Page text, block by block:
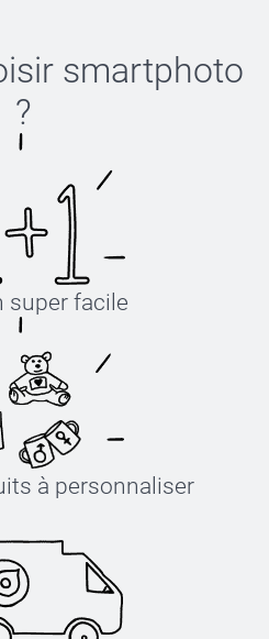
smartphoto
?
super facile
à personnaliser